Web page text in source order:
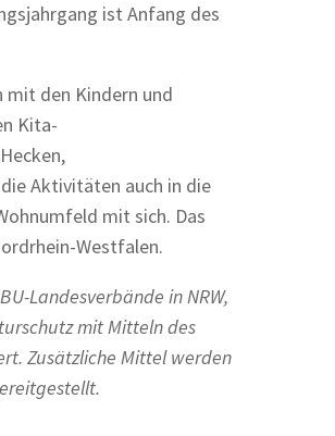
ist Anfang des
mit den Kindern und
Kita-
Aktivitäten auch in die
mit sich. Das
Westfalen.
Landesverbände in NRW,
mit Mitteln des
Zusätzliche Mittel werden